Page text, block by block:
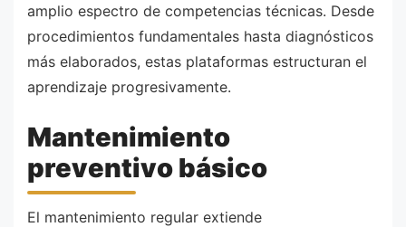
amplio espectro de competencias técnicas. Desde
procedimientos fundamentales hasta diagnósticos
más elaborados, estas plataformas estructuran el
aprendizaje progresivamente.
Mantenimiento
preventivo básico
El mantenimiento regular extiende